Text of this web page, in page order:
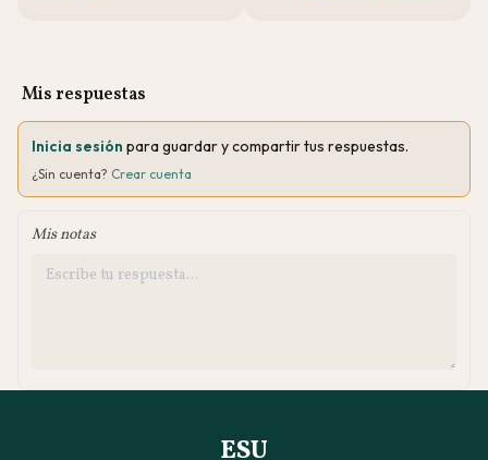
Mis respuestas
Inicia sesión para guardar y compartir tus respuestas.
¿Sin cuenta? Crear cuenta
Mis notas
ESU